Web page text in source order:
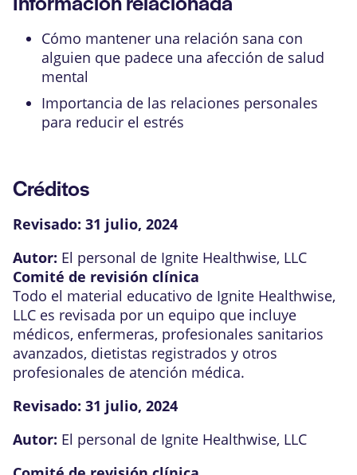
Cómo mantener una relación sana con
alguien que padece una afección de salud
mental
Importancia de las relaciones personales
para reducir el estrés
Créditos
Revisado: 31 julio, 2024
Autor: El personal de Ignite Healthwise, LLC
Comité de revisión clínica
Todo el material educativo de Ignite Healthwise,
LLC es revisada por un equipo que incluye
médicos, enfermeras, profesionales sanitarios
avanzados, dietistas registrados y otros
profesionales de atención médica.
Revisado: 31 julio, 2024
Autor: El personal de Ignite Healthwise, LLC